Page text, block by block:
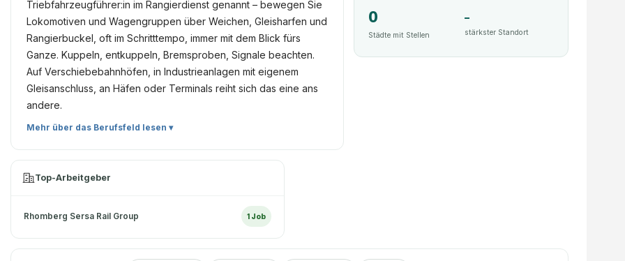
Triebfahrzeugführer:in im Rangierdienst genannt – bewegen Sie
Lokomotiven und Wagengruppen über Weichen, Gleisharfen und
Rangierbuckel, oft im Schritttempo, immer mit dem Blick fürs
Ganze. Kuppeln, entkuppeln, Bremsproben, Signale beachten.
Auf Verschiebebahnhöfen, in Industrieanlagen mit eigenem
Gleisanschluss, an Häfen oder Terminals reiht sich das eine ans
andere.
Mehr über das Berufsfeld lesen ▾
0
Städte mit Stellen
–
stärkster Standort
Top-Arbeitgeber
Rhomberg Sersa Rail Group 1 Job